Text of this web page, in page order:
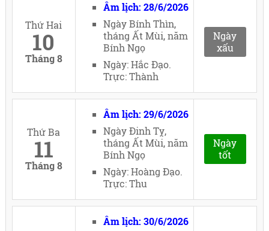
Thứ Hai
10
Tháng 8
Âm lịch: 28/6/2026
Ngày Bính Thìn,
tháng Ất Mùi, năm
Bính Ngọ
Ngày: Hắc Đạo.
Trực: Thành
Ngày
xấu
Thứ Ba
11
Tháng 8
Âm lịch: 29/6/2026
Ngày Đinh Tỵ,
tháng Ất Mùi, năm
Bính Ngọ
Ngày: Hoàng Đạo.
Trực: Thu
Ngày
tốt
Âm lịch: 30/6/2026